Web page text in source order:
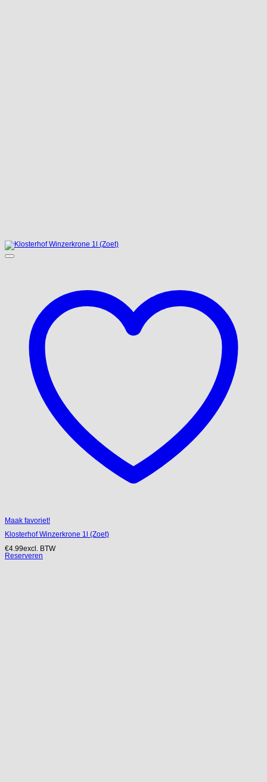
Maak favoriet!
Klosterhof Winzerkrone 1l (Zoet)
€4.99excl. BTW
Reserveren